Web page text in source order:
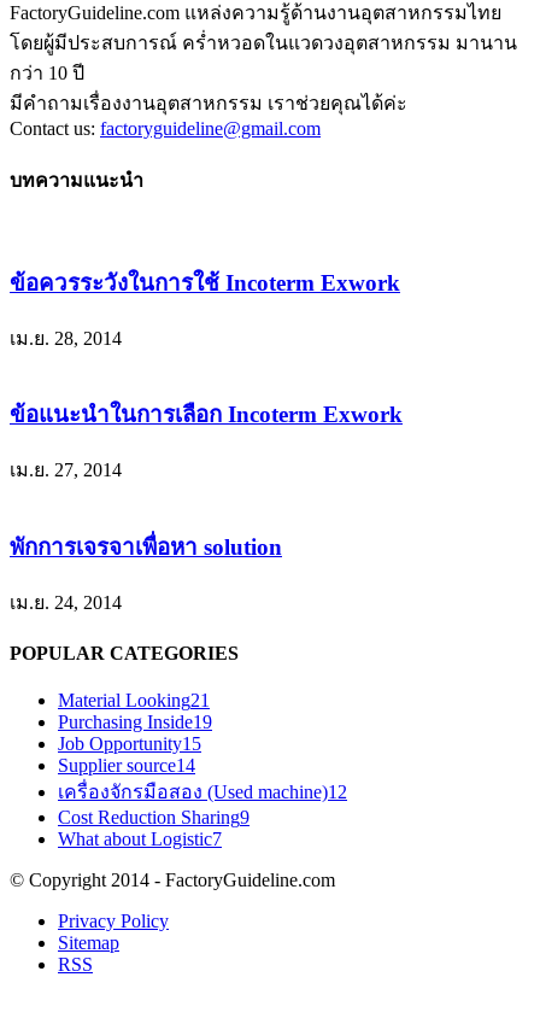
FactoryGuideline.com แหล่งความรู้ด้านงานอุตสาหกรรมไทย
โดยผู้มีประสบการณ์ คร่ำหวอดในแวดวงอุตสาหกรรม มานาน
กว่า 10 ปี
มีคำถามเรื่องงานอุตสาหกรรม เราช่วยคุณได้ค่ะ
Contact us: factoryguideline@gmail.com
บทความแนะนำ
ข้อควรระวังในการใช้ Incoterm Exwork
เม.ย. 28, 2014
ข้อแนะนำในการเลือก Incoterm Exwork
เม.ย. 27, 2014
พักการเจรจาเพื่อหา solution
เม.ย. 24, 2014
POPULAR CATEGORIES
Material Looking21
Purchasing Inside19
Job Opportunity15
Supplier source14
เครื่องจักรมือสอง (Used machine)12
Cost Reduction Sharing9
What about Logistic7
© Copyright 2014 - FactoryGuideline.com
Privacy Policy
Sitemap
RSS